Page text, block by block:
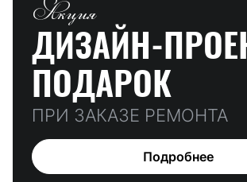
Акция
ДИЗАЙН-
ПОДАРОК
ПРИ ЗАКАЗЕ РЕМОНТА
Подробнее